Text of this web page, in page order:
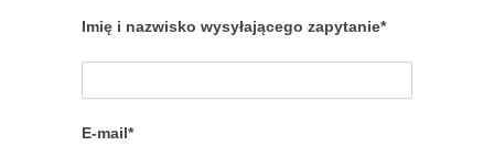
Imię i nazwisko wysyłającego zapytanie*
E-mail*